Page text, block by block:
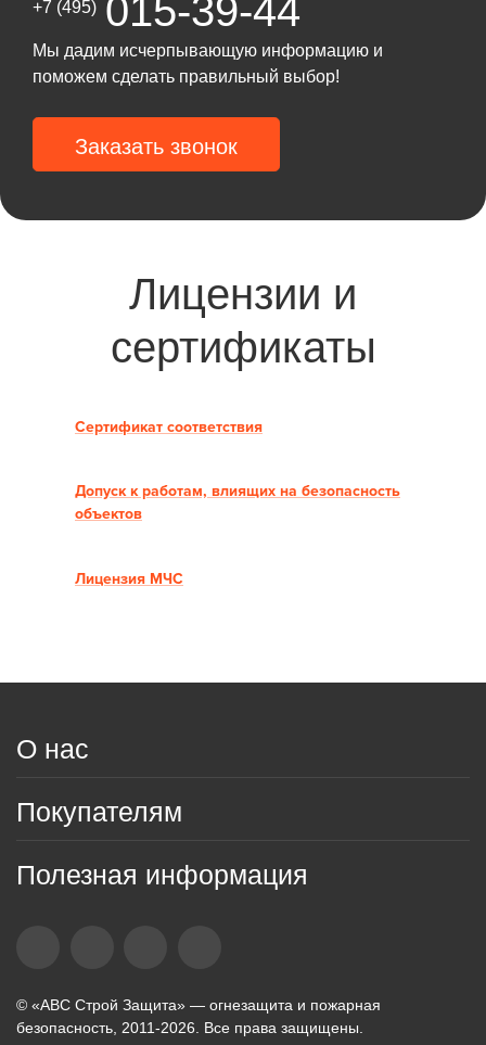
+7 (495) 015-39-44
Мы дадим исчерпывающую информацию и
поможем сделать правильный выбор!
Заказать звонок
Лицензии и
сертификаты
Сертификат соответствия
Допуск к работам, влиящих на безопасность
объектов
Лицензия МЧС
О нас
Покупателям
Полезная информация
© «АВС Строй Защита» — огнезащита и пожарная
безопасность, 2011-2026. Все права защищены.